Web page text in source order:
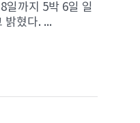
일까지 5박 6일 일
밝혔다. ...